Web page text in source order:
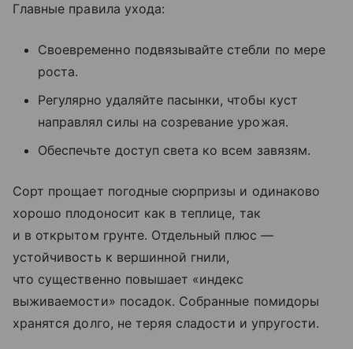
Главные правила ухода:
Своевременно подвязывайте стебли по мере
роста.
Регулярно удаляйте пасынки, чтобы куст
направлял силы на созревание урожая.
Обеспечьте доступ света ко всем завязям.
Сорт прощает погодные сюрпризы и одинаково
хорошо плодоносит как в теплице, так
и в открытом грунте. Отдельный плюс —
устойчивость к вершинной гнили,
что существенно повышает «индекс
выживаемости» посадок. Собранные помидоры
хранятся долго, не теряя сладости и упругости.